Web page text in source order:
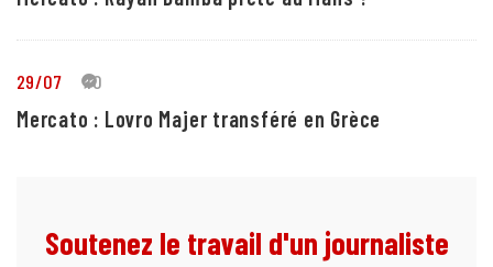
29/07 10
Mercato : Lovro Majer transféré en Grèce
Soutenez le travail d'un journaliste